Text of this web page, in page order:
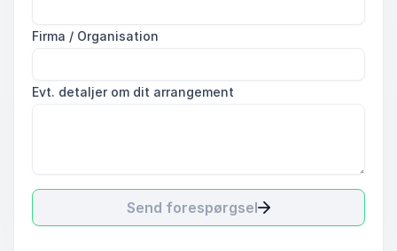
Firma / Organisation
Evt. detaljer om dit arrangement
Send forespørgsel